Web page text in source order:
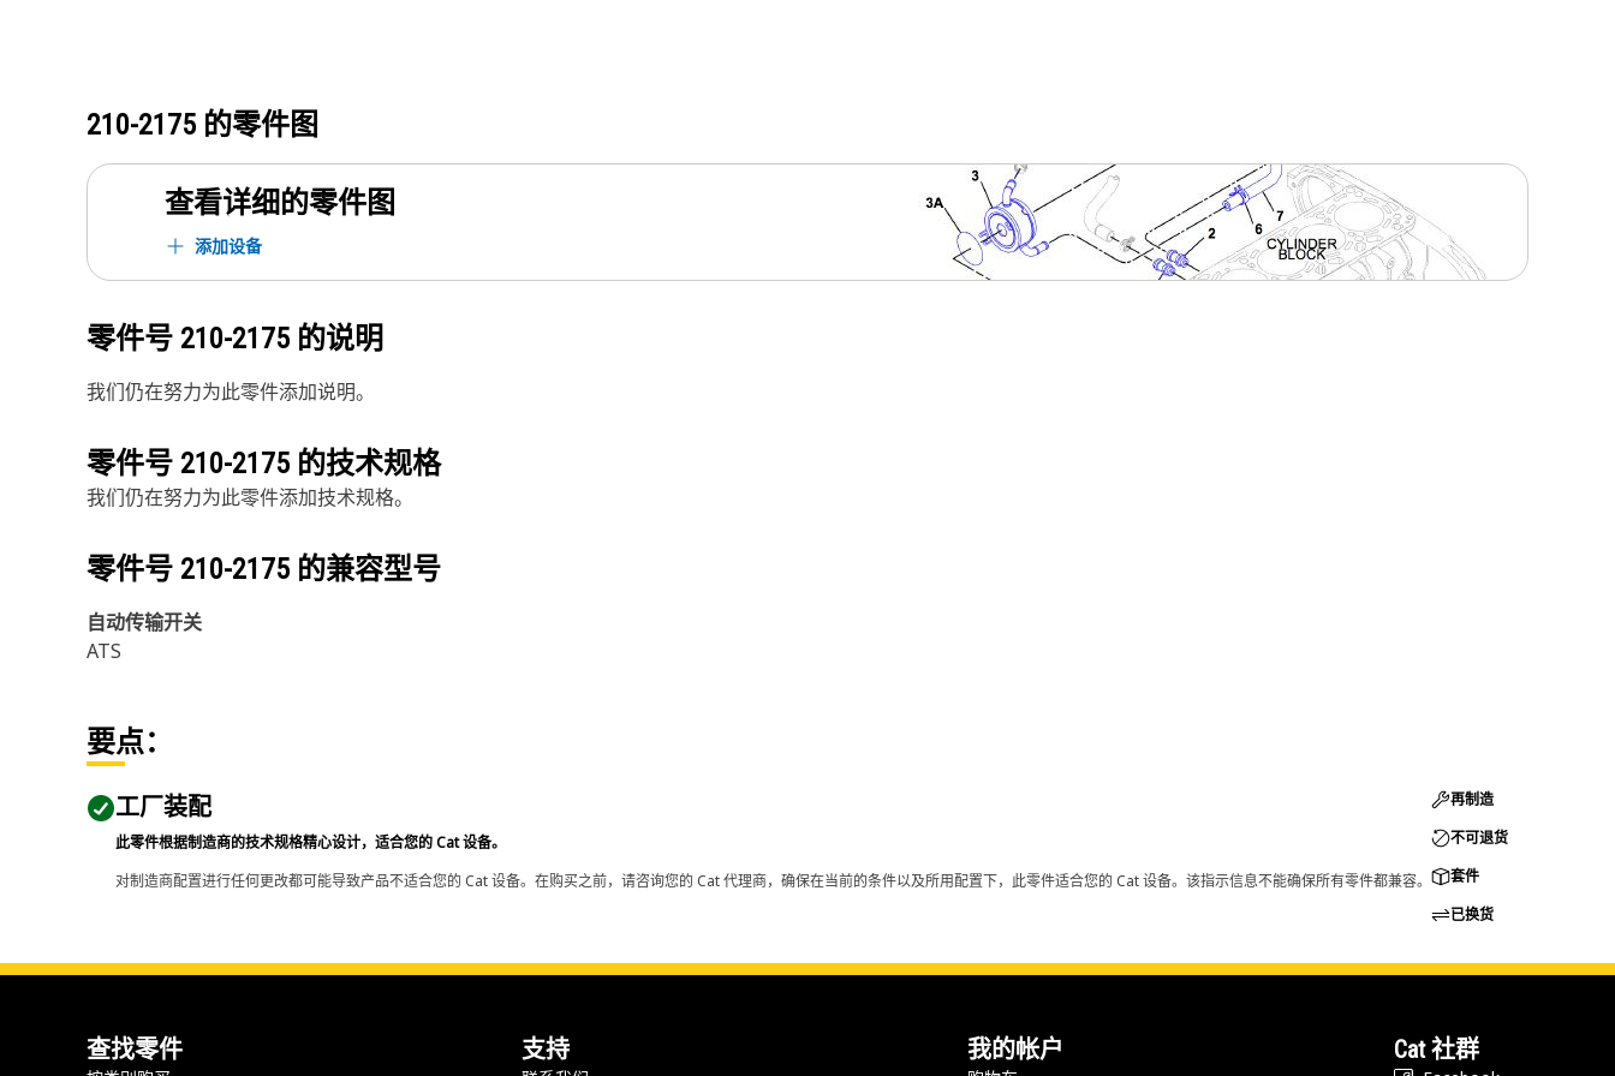
210-2175 的零件图
查看详细的零件图
添加设备
零件号 210-2175 的说明
我们仍在努力为此零件添加说明。
零件号 210-2175 的技术规格
我们仍在努力为此零件添加技术规格。
零件号 210-2175 的兼容型号
自动传输开关
ATS
要点：
工厂装配
此零件根据制造商的技术规格精心设计，适合您的 Cat 设备。
对制造商配置进行任何更改都可能导致产品不适合您的 Cat 设备。在购买之前，请咨询您的 Cat 代理商，确保在当前的条件以及所用配置下，此零件适合您的 Cat 设备。该指示信息不能确保所有零件都兼容。
再制造
不可退货
套件
已换货
查找零件 支持 我的帐户 Cat 社群